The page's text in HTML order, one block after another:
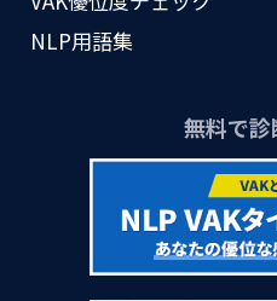
NLP用語集
無料で診